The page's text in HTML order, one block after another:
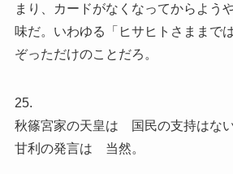
まり、カードがなくなってからよう
味だ。いわゆる「ヒサヒトさままで
ぞっただけのことだろ。
25.
秋篠宮家の天皇は 国民の支持はない
甘利の発言は 当然。